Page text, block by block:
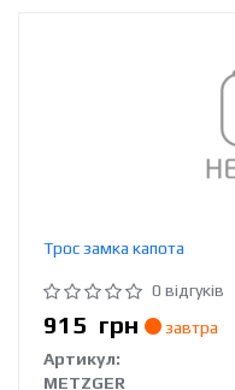
Трос замка капота
0 відгуків
915 грн
завтра
Артикул:
METZGER